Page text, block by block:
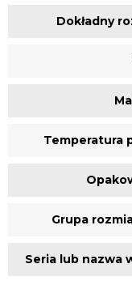
Dokładny
Temperatura
Grupa
Seria lub nazwa